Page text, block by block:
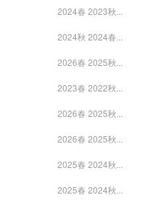
2024春 2023秋...
2024秋 2024春...
2026春 2025秋...
2023春 2022秋...
2026春 2025秋...
2026春 2025秋...
2025春 2024秋...
2025春 2024秋...